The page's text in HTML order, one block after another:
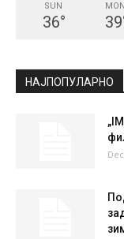
SUN
36°
MON
39
НАЈПОПУЛАРНО